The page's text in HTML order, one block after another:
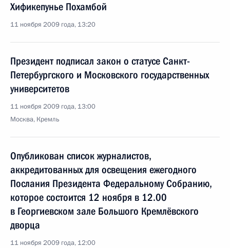
Хификепунье Похамбой
11 ноября 2009 года, 13:20
Президент подписал закон о статусе Санкт-
Петербургского и Московского государственных
университетов
11 ноября 2009 года, 13:00
Москва, Кремль
Опубликован список журналистов,
аккредитованных для освещения ежегодного
Послания Президента Федеральному Собранию,
которое состоится 12 ноября в 12.00
в Георгиевском зале Большого Кремлёвского
дворца
11 ноября 2009 года, 12:00